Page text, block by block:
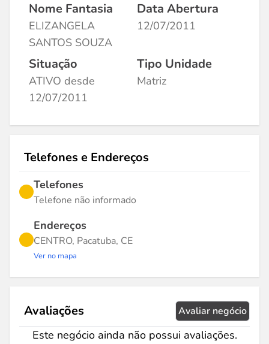
Nome Fantasia
ELIZANGELA
SANTOS SOUZA
Data Abertura
12/07/2011
Situação
ATIVO desde
12/07/2011
Tipo Unidade
Matriz
Telefones e Endereços
Telefones
Telefone não informado
Endereços
CENTRO, Pacatuba, CE
Ver no mapa
Avaliações Avaliar negócio
Este negócio ainda não possui avaliações.